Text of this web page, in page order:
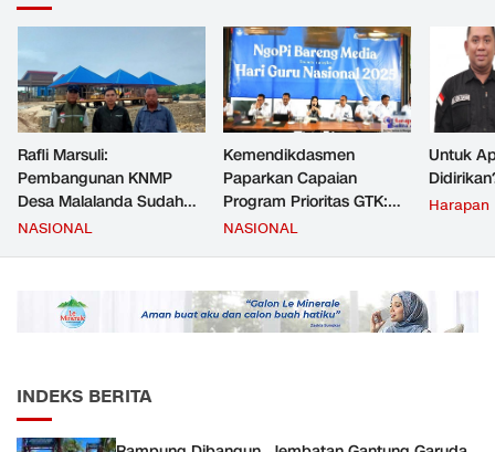
Rafli Marsuli:
Pembangunan KNMP
Desa Malalanda Sudah
Mencapai 69 Persen dan
JMD dan JMF
NASIONAL
Kemendikdasmen
Paparkan Capaian
Program Prioritas GTK:
Kompetensi Meningkat,
NASIONAL
Untuk
Harapan
INDEKS BERITA